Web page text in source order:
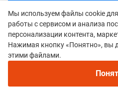
Мы используем файлы cookie
работы с сервисом и анализа
персонализации контента,
Нажимая кнопку «Понятно», вы
этими файлами.